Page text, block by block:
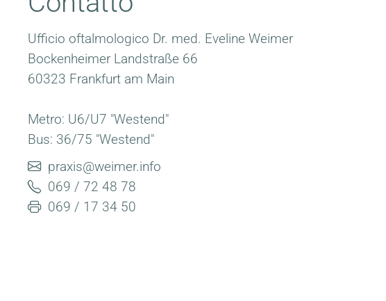
Ufficio oftalmologico Dr. med. Eveline Weimer
Bockenheimer Landstraße 66
60323 Frankfurt am Main
Metro: U6/U7 "Westend"
Bus: 36/75 "Westend"
praxis@weimer.info
069 / 72 48 78
069 / 17 34 50